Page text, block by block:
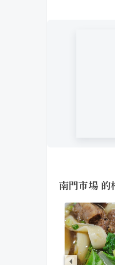
南門市場 的